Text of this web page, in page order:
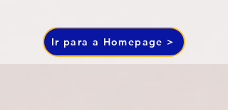
Ir para a Homepage >